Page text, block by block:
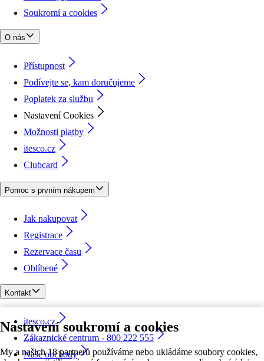
Nastavení soukromí a cookies
My a našich 18 partnerů používáme nebo ukládáme soubory cookies,
Soukromí a cookies
O nás
Přístupnost
Podívejte se, kam doručujeme
Poplatek za službu
Nastavení Cookies
Možnosti platby
itesco.cz
Clubcard
Pomoc s prvním nákupem
Jak nakupovat
Registrace
Rezervace času
Oblíbené
Kontakt
itesco.cz
Zákaznické centrum - 800 222 555
Naše obchody